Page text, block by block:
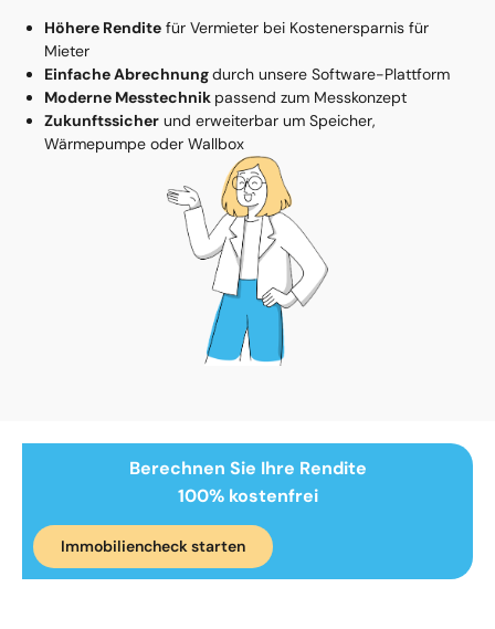
Höhere Rendite für Vermieter bei Kostenersparnis für
Mieter
Einfache Abrechnungdurch unsere Software-Plattform
Moderne Messtechnik passend zum Messkonzept
Zukunftssicher und erweiterbar um Speicher,
Wärmepumpe oder Wallbox
Berechnen Sie Ihre Rendite
100% kostenfrei
Immobiliencheck starten